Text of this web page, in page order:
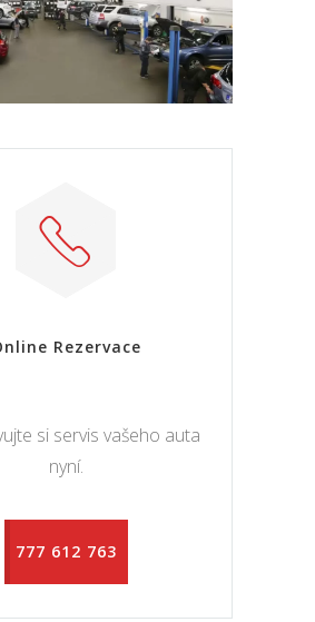
Rezervace
si servis vašeho auta
nyní.
777 612 763